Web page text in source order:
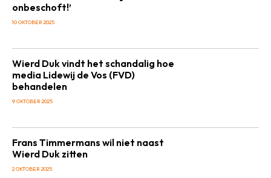
onbeschoft!’
10 OKTOBER 2025
Wierd Duk vindt het schandalig hoe
media Lidewij de Vos (FVD)
behandelen
9 OKTOBER 2025
Frans Timmermans wil niet naast
Wierd Duk zitten
2 OKTOBER 2025